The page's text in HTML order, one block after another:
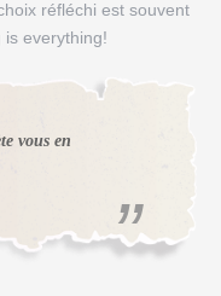
réfléchi est souvent
is everything!
vous en